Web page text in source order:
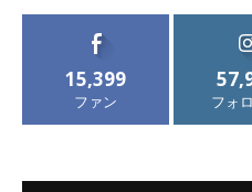
15,399
ファン フォ